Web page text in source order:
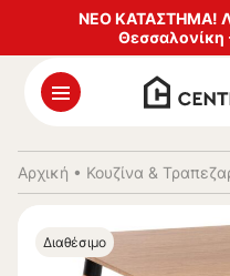
ΝΕΟ ΚΑΤΑΣΤΗΜΑ! Λ.
Θεσσαλονίκη
Αρχική • Κουζίνα &
Διαθέσιμο